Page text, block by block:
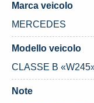
Marca veicolo
MERCEDES
Modello veicolo
CLASSE B
Note